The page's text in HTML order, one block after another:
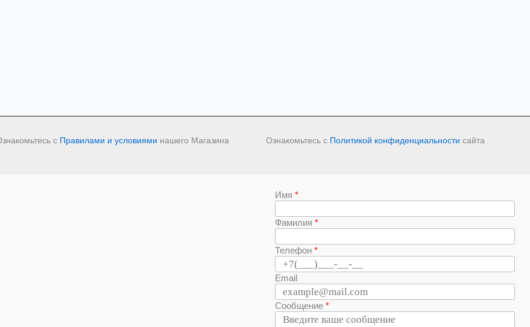
с Правилами и условиями нашего Магазина Ознакомьтесь с Политикой конфиденциальности сайта
Имя
Фамилия
Телефон
Email
Сообщение